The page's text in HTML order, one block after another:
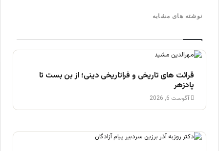
نوشته های مشابه
قرائت های تاریخی و فراتاریخی دینی؛ از بن بست تا
پادزهر
آگوست 6, 2026